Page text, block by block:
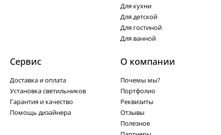
Для кухни
Для детской
Для гостиной
Для ванной
Сервис
Доставка и оплата
Установка светильников
Гарантия и качество
Помощь дизайнера
О компании
Почемы мы?
Портфолио
Реквизиты
Отзывы
Полезное